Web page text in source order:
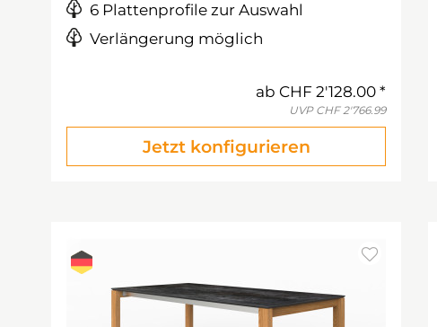
6 Plattenprofile zur Auswahl
Verlängerung möglich
ab CHF 2'128.00
UVP CHF 2'766.99
Jetzt konfigurieren